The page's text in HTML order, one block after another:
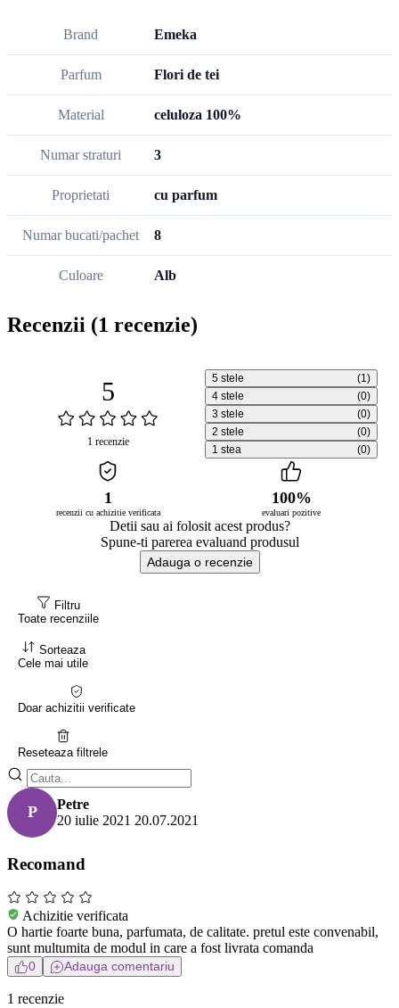
Brand Emeka
Parfum Flori de tei
Material celuloza 100%
Numar straturi 3
Proprietati cu parfum
Numar bucati/pachet 8
Culoare Alb
Recenzii (1 recenzie)
5
1 recenzie
5 stele
(1)
4 stele
(0)
3 stele
(0)
2 stele
(0)
1 stea
(0)
1
recenzii cu achizitie verificata
100%
evaluari pozitive
Detii sau ai folosit acest produs?
Spune-ti parerea evaluand produsul
Adauga o recenzie
Filtru
Toate recenziile
Sorteaza
Cele mai utile
Doar achizitii verificate
Reseteaza filtrele
P
Petre
20 iulie 2021 20.07.2021
Recomand
Achizitie verificata
O hartie foarte buna, parfumata, de calitate. pretul este convenabil,
sunt multumita de modul in care a fost livrata comanda
0 Adauga comentariu
1 recenzie